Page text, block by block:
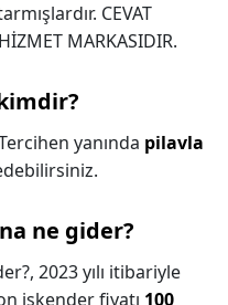
CEVAT
MARKASIDIR.
yanında pilavla
ne gider?
2023 yılı itibariyle
iskender fiyatı 100